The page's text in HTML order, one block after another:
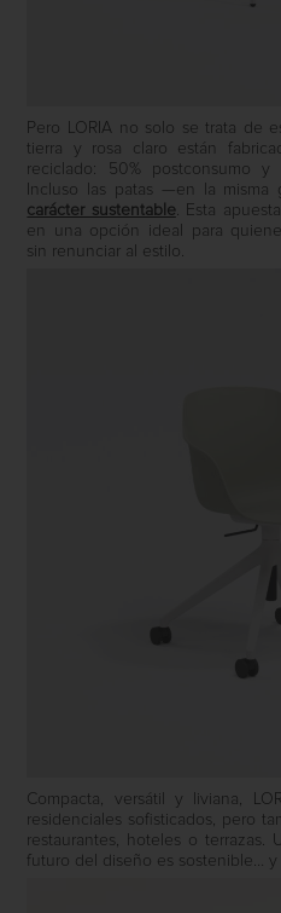
Pero LORIA no solo se trata de
tierra y rosa claro están
reciclado: 50% postconsumo y
Incluso las patas —en la misma
carácter sustentable. Esta
en una opción ideal para
sin renunciar al estilo.
Compacta, versátil y liviana,
residenciales sofisticados, pero
restaurantes, hoteles o terrazas.
futuro del diseño es sostenible…